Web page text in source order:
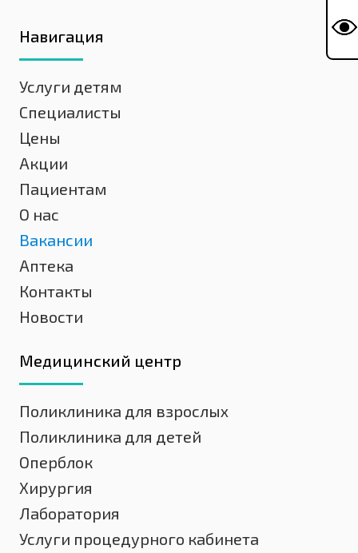
Навигация
Услуги детям
Специалисты
Цены
Акции
Пациентам
О нас
Вакансии
Аптека
Контакты
Новости
Медицинский центр
Поликлиника для взрослых
Поликлиника для детей
Оперблок
Хирургия
Лаборатория
Услуги процедурного кабинета